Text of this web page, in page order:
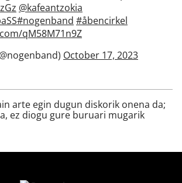
@kafeantzokia
#nogenband #åbencirkel
qM58M71n9Z
October 17, 2023
arte egin dugun diskorik onena da;
ez diogu gure buruari mugarik